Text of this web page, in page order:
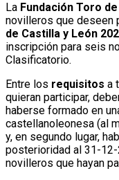
La Fundación Toro
novilleros que deseen
de Castilla y León
inscripción para seis
Clasificatorio.
Entre los requisitos a
quieran participar,
haberse formado en
castellanoleonesa (al
y, en segundo lugar,
posterioridad al 31-
novilleros que hayan